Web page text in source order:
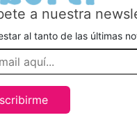
a nuestra
al tanto de las últimas